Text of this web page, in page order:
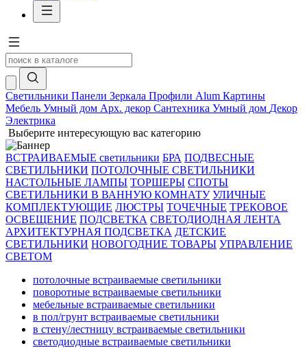
Светильники Панели Зеркала Профили Alum Картины
Мебель Умный дом Арх. декор Сантехника Умный дом Декор
Электрика
Выберите интересующую вас категорию
ВСТРАИВАЕМЫЕ светильники БРА ПОДВЕСНЫЕ
СВЕТИЛЬНИКИ ПОТОЛОЧНЫЕ СВЕТИЛЬНИКИ
НАСТОЛЬНЫЕ ЛАМПЫ ТОРШЕРЫ СПОТЫ
СВЕТИЛЬНИКИ В ВАННУЮ КОМНАТУ УЛИЧНЫЕ
КОМПЛЕКТУЮЩИЕ ЛЮСТРЫ ТОЧЕЧНЫЕ ТРЕКОВОЕ
ОСВЕЩЕНИЕ ПОДСВЕТКА СВЕТОДИОДНАЯ ЛЕНТА
АРХИТЕКТУРНАЯ ПОДСВЕТКА ДЕТСКИЕ
СВЕТИЛЬНИКИ НОВОГОДНИЕ ТОВАРЫ УПРАВЛЕНИЕ
СВЕТОМ
потолочные встраиваемые светильники
поворотные встраиваемые светильники
мебельные встраиваемые светильники
в пол/грунт встраиваемые светильники
в стену/лестницу встраиваемые светильники
светодиодные встраиваемые светильники